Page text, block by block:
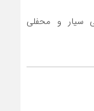
هیئت مذهبی سیار و محفلی